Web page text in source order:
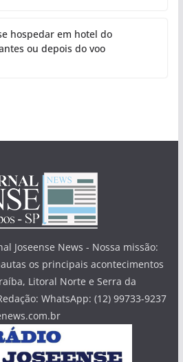
hospedar em hotel do
ou depois do voo
Joseense News - Nossa missão:
os principais acontecimentos
Litoral Norte e Serra da
WhatsApp: (12) 99733-9237